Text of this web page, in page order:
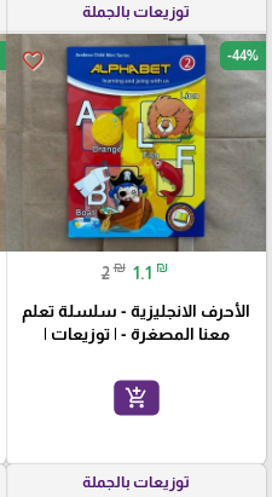
توزيعات بالجملة
favorite_border -44%
2 ₪ 1.1 ₪
الأحرف الانجليزية - سلسلة تعلم
معنا المصغرة - | توزيعات |
add_shopping_cart
توزيعات بالجملة